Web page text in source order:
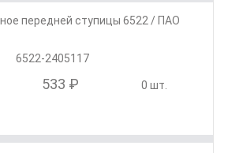
передней ступицы 6522 / ПАО
6522-2405117
533 ₽ 0 шт.